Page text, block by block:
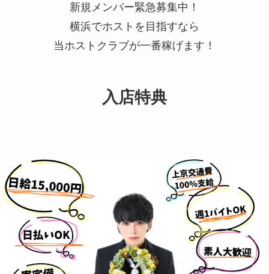
新規メンバー緊急募集中！
横浜でホストを目指すなら
当ホストクラブが一番稼げます！
入店特典